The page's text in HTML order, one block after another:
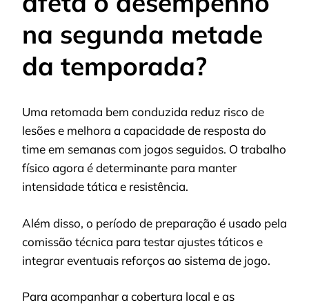
na segunda metade
da temporada?
Uma retomada bem conduzida reduz risco de
lesões e melhora a capacidade de resposta do
time em semanas com jogos seguidos. O trabalho
físico agora é determinante para manter
intensidade tática e resistência.
Além disso, o período de preparação é usado pela
comissão técnica para testar ajustes táticos e
integrar eventuais reforços ao sistema de jogo.
Para acompanhar a cobertura local e as